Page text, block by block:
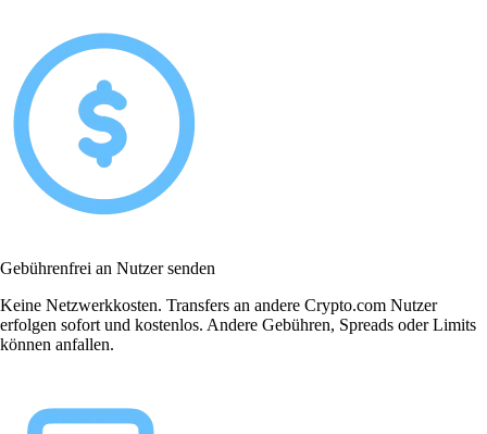
Gebührenfrei an Nutzer senden
Keine Netzwerkkosten. Transfers an andere Crypto.com Nutzer
erfolgen sofort und kostenlos. Andere Gebühren, Spreads oder Limits
können anfallen.